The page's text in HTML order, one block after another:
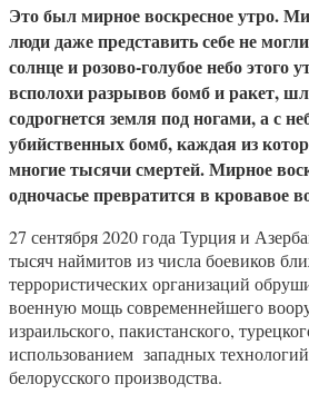
Это был мирное воскресное утро.
люди даже представить себе не
солнце и розово-голубое небо этого
всполохи разрывов бомб и ракет,
содрогнется земля под ногами, а с
убийственных бомб, каждая из
многие тысячи смертей. Мирное
одночасье превратится в кровавое
27 сентября 2020 года Турция и
тысяч наймитов из числа боевиков
террористических организаций
военную мощь современнейшего
израильского, пакистанского,
использованием западных
белорусского производства.